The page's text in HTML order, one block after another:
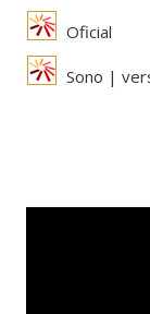
Oficial
Sono |